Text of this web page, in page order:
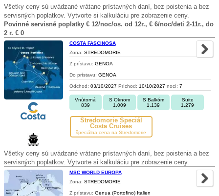
Všetky ceny sú uvádzané vrátane prístavných daní, bez poistenia a bez
servisných poplatkov. Vytvorte si kalkuláciu pre zobrazenie ceny.
Povinné servisné poplatky € 12/noc/os. od 12r., € 6/noc/deti 2-11r., do
2 r. € 0
COSTA FASCINOSA
Zona: STREDOMORIE
Z prístavu: GENOA
Do prístavu: GENOA
Odchod: 03/10/2027 Príchod: 10/10/2027 nocí: 7
Vnútorná
839
S Oknom
1.009
S Balkóm
1.139
Suite
1.279
Stredomorie Špeciál
Costa Cruises
špeciálna cena na Stredomorie
Všetky ceny sú uvádzané vrátane prístavných daní, bez poistenia a bez
servisných poplatkov. Vytvorte si kalkuláciu pre zobrazenie ceny.
MSC WORLD EUROPA
Zona: STREDOMORIE
Z prístavu: Genua (Portofino) Italien